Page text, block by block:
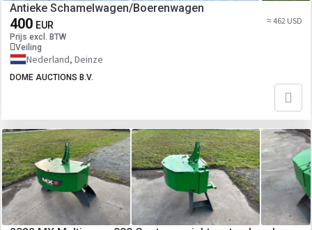
Antieke Schamelwagen/Boerenwagen
400 EUR
Prijs excl. BTW
Veiling
≈ 462 USD
Nederland, Deinze
DOME AUCTIONS B.V.